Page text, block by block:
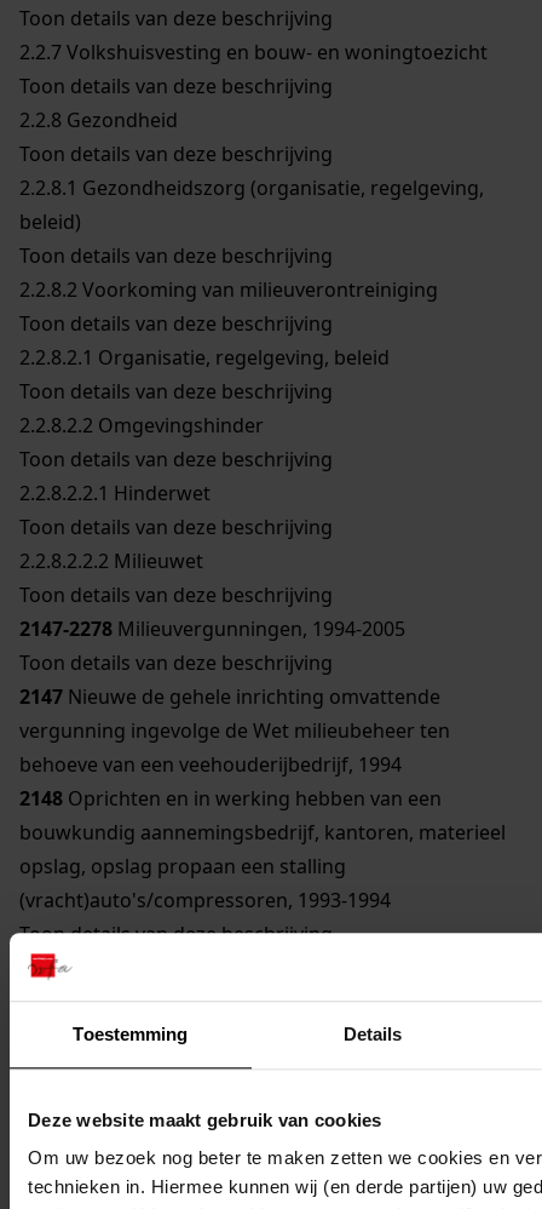
Toestemming Details
Deze website maakt gebruik van cookies
Om uw bezoek nog beter te maken zetten we cookies en
technieken in. Hiermee kunnen wij (en derde partijen) uw
Toon details van deze beschrijving
2.2.7Volkshuisvesting en bouw- en woningtoezicht
Toon details van deze beschrijving
2.2.8 Gezondheid
Toon details van deze beschrijving
2.2.8.1 Gezondheidszorg (organisatie, regelgeving,
beleid)
Toon details van deze beschrijving
2.2.8.2 Voorkoming van milieuverontreiniging
Toon details van deze beschrijving
2.2.8.2.1 Organisatie, regelgeving, beleid
Toon details van deze beschrijving
2.2.8.2.2 Omgevingshinder
Toon details van deze beschrijving
2.2.8.2.2.1 Hinderwet
Toon details van deze beschrijving
2.2.8.2.2.2 Milieuwet
Toon details van deze beschrijving
2147-2278 Milieuvergunningen, 1994-2005
Toon details van deze beschrijving
2147 Nieuwe de gehele inrichting omvattende
vergunning ingevolge de Wet milieubeheer ten
behoeve van een veehouderijbedrijf, 1994
2148 Oprichten en in werking hebben van een
bouwkundig aannemingsbedrijf, kantoren, materieel
opslag, opslag propaan een stalling
(vracht)auto's/compressoren, 1993-1994
Toon details van deze beschrijving
2149Oprichten en in werking hebben van een
bouwkundig aannemingsbedrijf, kantoren, materieel
opslag, opslag propaan en stalling
(vracht)auto's/compressoren e.d., 1993-1994
Oprichten en in werking hebben van
akkerbouwbedrijf en veehouderijbedrijf, 1995